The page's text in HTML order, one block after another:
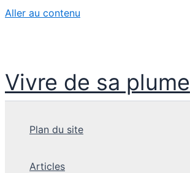
Aller au contenu
Vivre de sa plume
Plan du site
Articles